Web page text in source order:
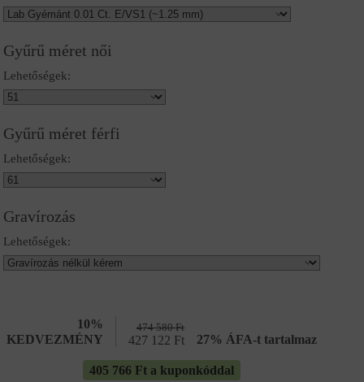
Gyűrű méret női
Lehetőségek:
Gyűrű méret férfi
Lehetőségek:
Gravírozás
Lehetőségek:
10%
KEDVEZMÉNY
474 580Ft
427 122 Ft 27% ÁFA-t tartalmaz
405 766 Ft a kuponkóddal